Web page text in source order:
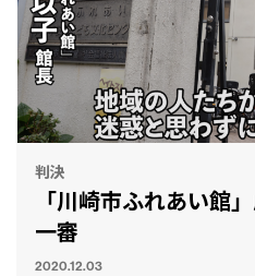
判決
「川崎市ふれあい館
一審
2020.12.03